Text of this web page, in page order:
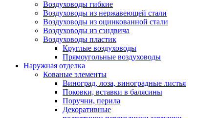
Воздуховоды гибкие
Воздуховоды из нержавеющей стали
Воздуховоды из оцинкованной стали
Воздуховоды из сэндвича
Воздуховоды пластик
Круглые воздуховоды
Прямоугольные воздуховоды
Наружная отделка
Кованые элементы
Виноград, лоза, виноградные листья
Поковки, вставки в балясины
Поручни, перила
Декоративные